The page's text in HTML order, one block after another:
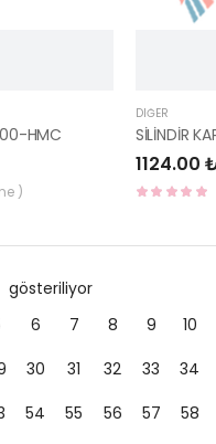
HMC
)
DIĞER
1124.00
gösteriliyor
6 7 8 9 10
30 31 32 33 34
54 55 56 57 58